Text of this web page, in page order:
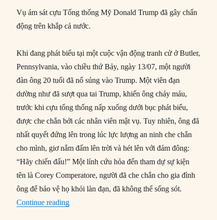
Vụ ám sát cựu Tổng thống Mỹ Donald Trump đã gây chấn
động trên khắp cả nước.
Khi đang phát biểu tại một cuộc vận động tranh cử ở Butler,
Pennsylvania, vào chiều thứ Bảy, ngày 13/07, một người
đàn ông 20 tuổi đã nổ súng vào Trump. Một viên đạn
dường như đã sượt qua tai Trump, khiến ông chảy máu,
trước khi cựu tổng thống nấp xuống dưới bục phát biểu,
được che chắn bởi các nhân viên mật vụ. Tuy nhiên, ông đã
nhất quyết đứng lên trong lúc lực lượng an ninh che chắn
cho mình, giơ nắm đấm lên trời và hét lên với đám đông:
“Hãy chiến đấu!” Một lính cứu hỏa đến tham dự sự kiện
tên là Corey Comperatore, người đã che chắn cho gia đình
ông để bảo vệ họ khỏi làn đạn, đã không thể sống sót.
Continue reading“Từ vụ mưu sát Donald Trump nhìn lại lịch sử